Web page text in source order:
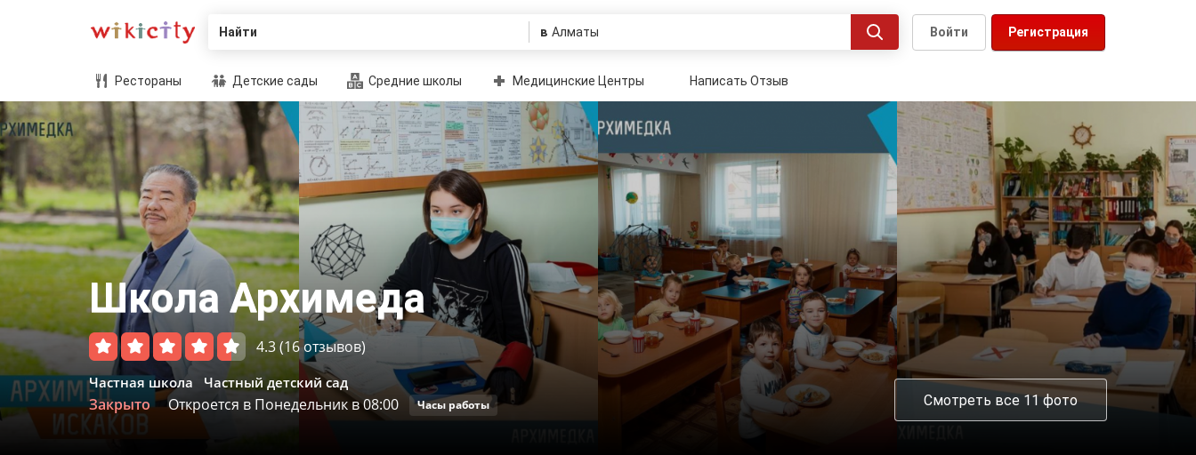
Найти в Регистрация
Войти
Рестораны Детские сады Средние школы Медицинские Центры Написать Отзыв
Школа Архимеда
4.3(16 отзывов)
Частная школа Частный детский сад
Закрыто Откроется в Понедельник в 08:00 Часы работы Смотреть все 11 фото